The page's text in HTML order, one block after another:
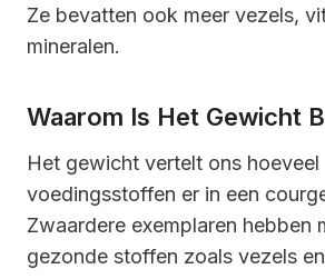
Ze bevatten ook meer vezels,
mineralen.
Waarom Is Het Gewicht
Het gewicht vertelt ons hoeveel
voedingsstoffen er in een
Zwaardere exemplaren hebben
gezonde stoffen zoals vezels